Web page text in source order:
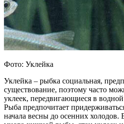
Фото: Уклейка
Уклейка – рыбка социальная,
существование, поэтому часто
уклеек, передвигающиеся в
Рыба предпочитает
начала весны до осенних холодов.